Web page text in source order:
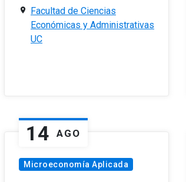
Facultad de Ciencias
Económicas y Administrativas
UC
14 AGO
Microeconomía Aplicada